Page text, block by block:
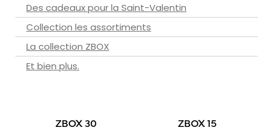
Des cadeaux pour la Saint-Valentin
Collection les assortiments
La collection ZBOX
Et bien plus.
ZBOX 30 ZBOX 15